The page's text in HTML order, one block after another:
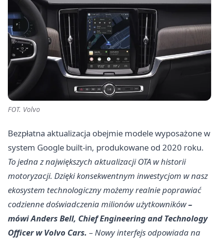
FOT. Volvo
Bezpłatna aktualizacja obejmie modele wyposażone w
system Google built-in, produkowane od 2020 roku.
To jedna z największych aktualizacji OTA w historii
motoryzacji. Dzięki konsekwentnym inwestycjom w nasz
ekosystem technologiczny możemy realnie poprawiać
codzienne doświadczenia milionów użytkowników–
mówi Anders Bell, Chief Engineering and Technology
Officer w Volvo Cars. – Nowy interfejs odpowiada na